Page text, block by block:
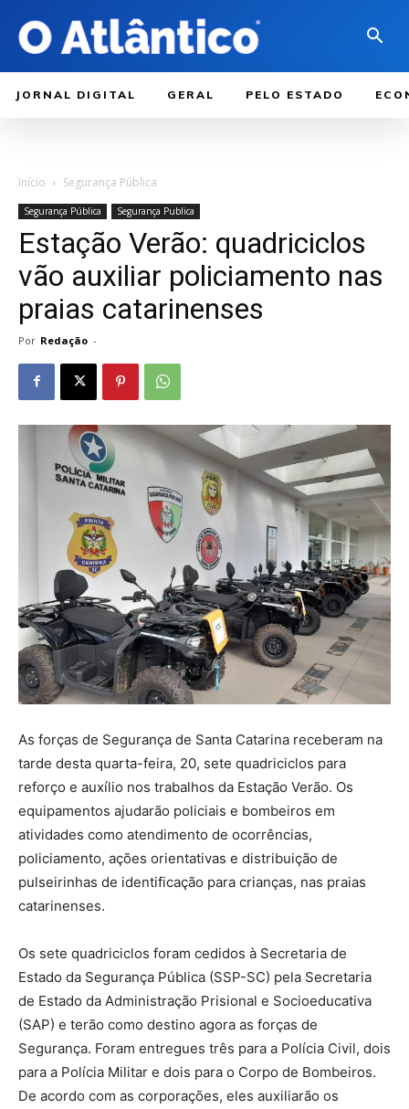
JORNAL DIGITAL GERAL PELO ESTADO
Início Segurança Pública
Segurança Pública Segurança Publica
Estação Verão: quadriciclos
vão auxiliar policiamento nas
praias catarinenses
Por Redação -
As forças de Segurança de Santa Catarina receberam na
tarde desta quarta-feira, 20, sete quadriciclos para
reforço e auxílio nos trabalhos da Estação Verão. Os
equipamentos ajudarão policiais e bombeiros em
atividades como atendimento de ocorrências,
policiamento, ações orientativas e distribuição de
pulseirinhas de identificação para crianças, nas praias
catarinenses.
Os sete quadriciclos foram cedidos à Secretaria de
Estado da Segurança Pública (SSP-SC) pela Secretaria
de Estado da Administração Prisional e Socioeducativa
(SAP) e terão como destino agora as forças de
Segurança. Foram entregues três para a Polícia Civil, dois
para a Polícia Militar e dois para o Corpo de Bombeiros.
De acordo com as corporações, eles auxiliarão os